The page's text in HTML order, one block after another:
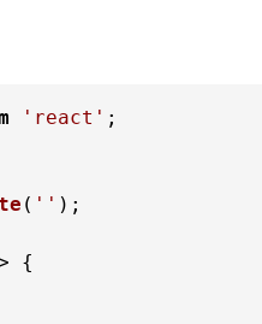
'react' ;
( '' );